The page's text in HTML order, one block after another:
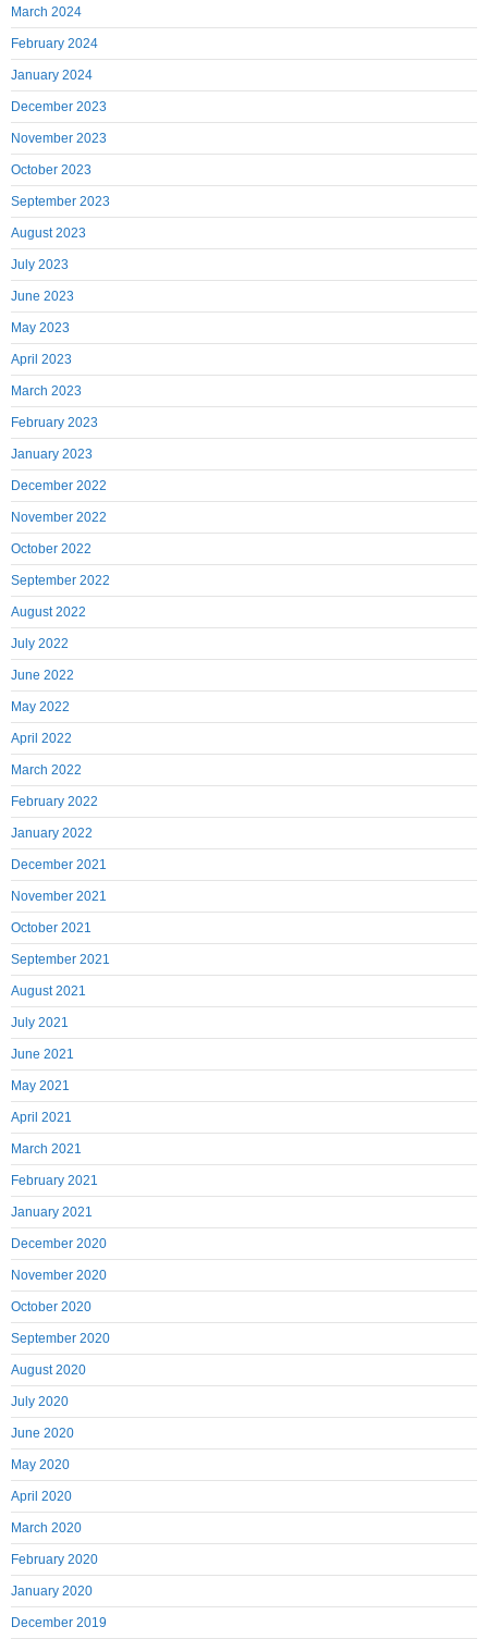
March 2024
February 2024
January 2024
December 2023
November 2023
October 2023
September 2023
August 2023
July 2023
June 2023
May 2023
April 2023
March 2023
February 2023
January 2023
December 2022
November 2022
October 2022
September 2022
August 2022
July 2022
June 2022
May 2022
April 2022
March 2022
February 2022
January 2022
December 2021
November 2021
October 2021
September 2021
August 2021
July 2021
June 2021
May 2021
April 2021
March 2021
February 2021
January 2021
December 2020
November 2020
October 2020
September 2020
August 2020
July 2020
June 2020
May 2020
April 2020
March 2020
February 2020
January 2020
December 2019